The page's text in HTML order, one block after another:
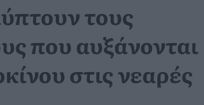
τους
που αυξάνονται
στις νεαρές